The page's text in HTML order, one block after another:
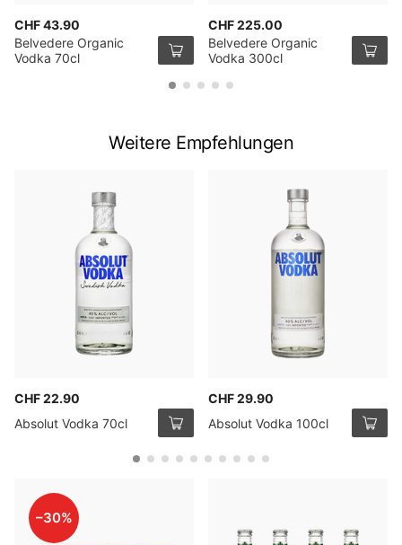
CHF 43.90
Belvedere Organic
Vodka 70cl
CHF 225.00
Belvedere Organic
Vodka 300cl
Weitere Empfehlungen
CHF 22.90
Absolut Vodka 70cl
CHF 29.90
Absolut Vodka 100cl
–30%